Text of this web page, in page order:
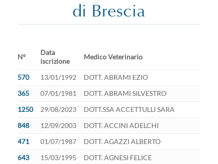
di Brescia
N°
Data
iscrizione
Medico Veterinario
570 13/01/1992
DOTT. ABRAMI EZIO
365
07/01/1981
DOTT. ABRAMI SILVESTRO
1250
29/08/2023
DOTT.SSA ACCETTULLI SARA
848
12/09/2003
DOTT. ACCINI ADELCHI
471
01/07/1987
DOTT. AGAZZI ALBERTO
643
15/03/1995
DOTT. AGNESI FELICE